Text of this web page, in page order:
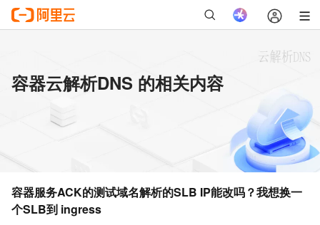
容器云解析DNS 的相关内容
容器服务ACK的测试域名解析的SLB IP能改吗？我想换一
个SLB到 ingress